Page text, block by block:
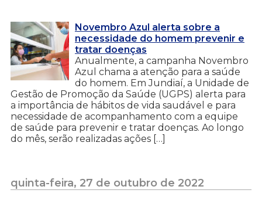
Novembro Azul alerta sobre a
necessidade do homem prevenir e
tratar doenças
Anualmente, a campanha Novembro
Azul chama a atenção para a saúde
do homem. Em Jundiaí, a Unidade de
Gestão de Promoção da Saúde (UGPS) alerta para
a importância de hábitos de vida saudável e para
necessidade de acompanhamento com a equipe
de saúde para prevenir e tratar doenças. Ao longo
do mês, serão realizadas ações […]
quinta-feira, 27 de outubro de 2022